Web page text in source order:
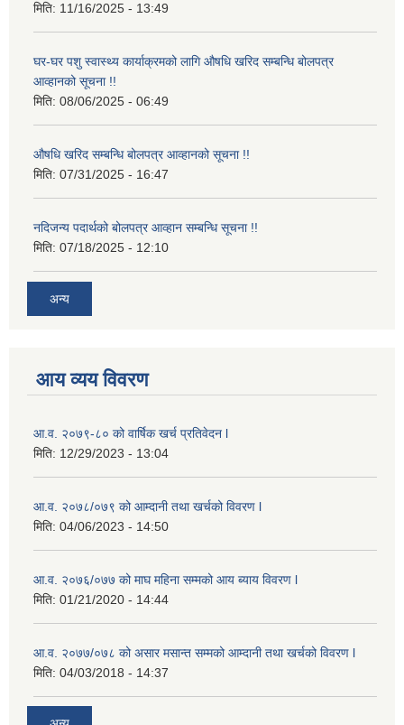
मिति: 11/16/2025 - 13:49
घर-घर पशु स्वास्थ्य कार्याक्रमको लागि औषधि खरिद सम्बन्धि बोलपत्र
आव्हानको सूचना !!
मिति: 08/06/2025 - 06:49
औषधि खरिद सम्बन्धि बोलपत्र आव्हानको सूचना !!
मिति: 07/31/2025 - 16:47
नदिजन्य पदार्थको बोलपत्र आव्हान सम्बन्धि सूचना !!
मिति: 07/18/2025 - 12:10
अन्य
आय व्यय विवरण
आ.व. २०७९-८० को वार्षिक खर्च प्रतिवेदन l
मिति: 12/29/2023 - 13:04
आ.व. २०७८/०७९ को आम्दानी तथा खर्चको विवरण l
मिति: 04/06/2023 - 14:50
आ.व. २०७६/०७७ को माघ महिना सम्मको आय ब्याय विवरण l
मिति: 01/21/2020 - 14:44
आ.व. २०७७/०७८ को असार मसान्त सम्मको आम्दानी तथा खर्चको विवरण l
मिति: 04/03/2018 - 14:37